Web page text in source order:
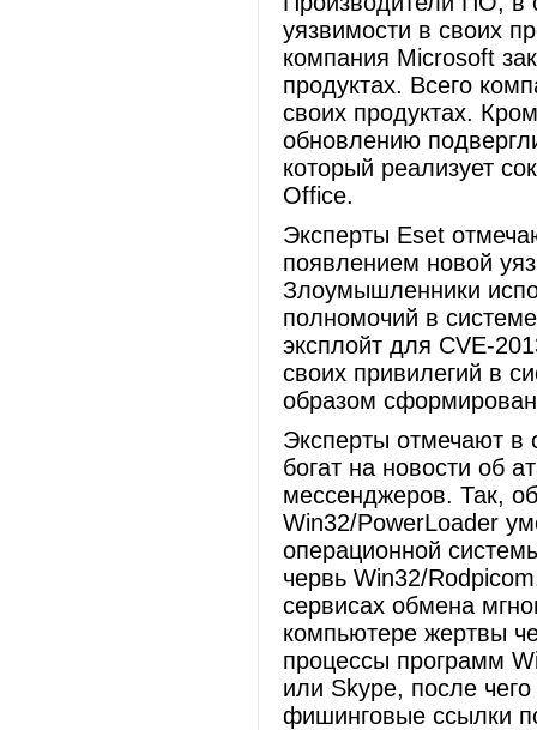
уязвимости в своих
компания Microsoft
продуктах. Всего
своих продуктах.
обновлению
который реализует
Office.
Эксперты Eset
появлением новой
Злоумышленники
полномочий в
эксплойт для CVE-
своих привилегий в
образом
Эксперты отмечают в
богат на новости об
мессенджеров. Так,
Win32/PowerLoader
операционной
червь Win32/
сервисах обмена
компьютере жертвы
процессы программ
или Skype, после
фишинговые ссылки